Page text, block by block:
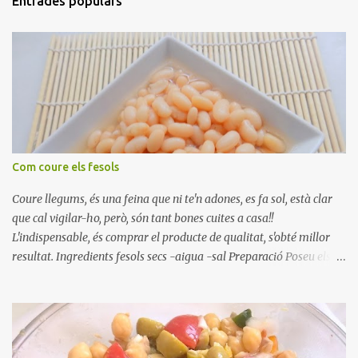
Com coure els fesols
Coure llegums, és una feina que ni te'n adones, es fa sol, està clar
que cal vigilar-ho, però, són tant bones cuites a casa!!
L'indispensable, és comprar el producte de qualitat, s'obté millor
resultat. Ingredients fesols secs -aigua -sal Preparació Poseu els
quan arrenca el bull, canvieu l'aigua bullint, per aigua freda,
repetiu dues o tres vegades, abaixeu el foc i atureu la ebullició, dues
o tres vegades afegint aigua freda, han de coure a foc baix, quasi